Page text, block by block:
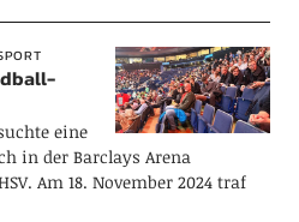
eine
in der Barclays Arena
Am 18. November 2024 traf